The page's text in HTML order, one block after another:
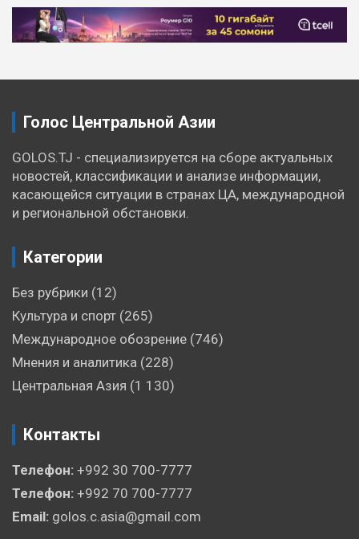
Навигация
по
Голос Центральной Азии
GOLOS.TJ - специализируется на сборе актуальных
новостей, классификации и анализе информации,
касающейся ситуации в странах ЦА, международной
и региональной обстановки.
Категории
Без рубрики (12)
Культура и спорт (265)
Международное обозрение (746)
Мнения и аналитика (228)
Центральная Азия (1 130)
Контакты
Телефон: +992 30 700-7777
Телефон: +992 70 700-7777
Email: golos.c.asia@gmail.com